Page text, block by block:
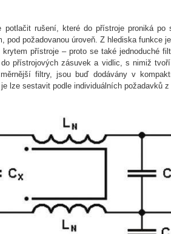
potlačit rušení, které do přístroje proniká po
pod požadovanou úroveň. Z hlediska funkce
přístroje – proto se také jednoduché
přístrojových zásuvek a vidlic, s nimiž
filtry, jsou buď dodávány v
lze sestavit podle individuálních požadavků